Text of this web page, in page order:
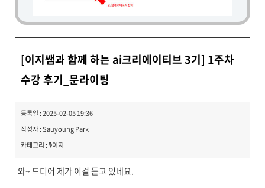
[이지쌤과 함께 하는 ai크리에이티브 3기] 1주차
수강 후기_문라이팅
등록일 : 2025-02-05 19:36
작성자 : Sauyoung Park
카테고리 : 🎙️이지
와~ 드디어 제가 이걸 듣고 있네요.